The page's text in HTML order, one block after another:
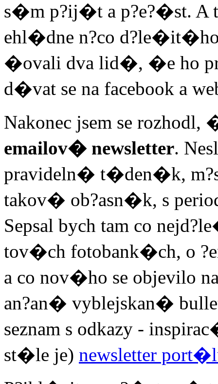
s�m p?ij�t a p?e?�st. A
ehl�dne n?co d?le�it�ho
�ovali dva lid�, �e ho
d�vat se na facebook a
Nakonec jsem se
emailov� newsletter.
pravideln� t�den�k,
takov� ob?asn�k, s
Sepsal bych tam co
tov�ch fotobank�ch, o
a co nov�ho se objevilo
an?an� vyblejskan�
seznam s odkazy -
st�le je) newsletter